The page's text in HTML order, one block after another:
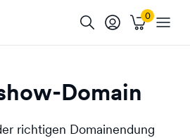
Domain
richtigen Domainendung